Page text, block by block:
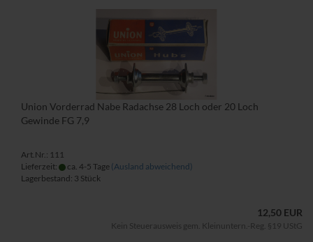
Union Vorderrad Nabe Radachse 28 Loch oder 20 Loch
Gewinde FG 7,9
Art.Nr.: 111
Lieferzeit:
ca. 4-5 Tage (Ausland abweichend)
Lagerbestand: 3 Stück
12,50 EUR
Kein Steuerausweis gem. Kleinuntern.-Reg. §19 UStG